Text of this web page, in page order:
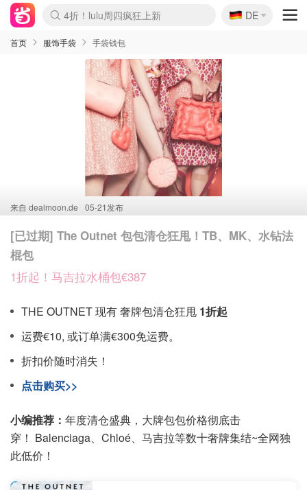
Boticinal 夏促开抢！
4折！lulu周四疯狂上新
还没结束！&OtherStories大促
Joybuy变相75折 随时失效
速领！Stanley独家85折
疑似霸哥！Camper额外叠85折
Zalando 奥莱闪促！每日更新
Moncler反季囤！5折起+叠9折
Coach Brooklyn仅€192
🇩🇪
DE
首页 服饰手袋 手袋钱包
来自 dealmoon.de 05-21发布
[已过期] The Outnet 包包清仓狂甩！TB、MK、水钻法
棍包
1折起！马吉拉水桶包€387
THE OUTNET 现有 奢牌包清仓狂甩 1折起
运费€10, 或订单满€300免运费。
折扣价随时消失！
点击购买>>
小编推荐： 年度清仓盛典，大牌包包价格彻底击
穿！ Balenciaga、Chloé、马吉拉等数十奢牌集结~全网独
此低价！